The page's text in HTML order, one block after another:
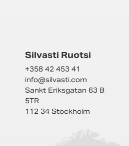
Silvasti Ruotsi
+358 42 453 41
info@silvasti.com
Sankt Eriksgatan 63 B
5TR
112 34 Stockholm